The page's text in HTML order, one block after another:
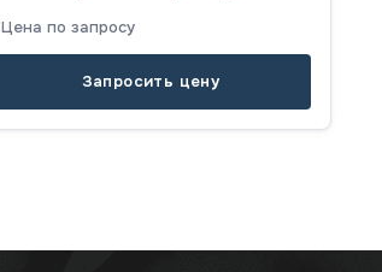
Цена по запросу
Запросить цену